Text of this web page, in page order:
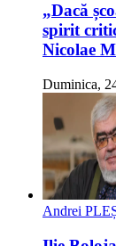
„Dacă
spirit
Nicolae
Duminica,
Andrei